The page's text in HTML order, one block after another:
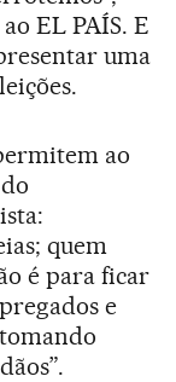
EL PAÍS. E
uma
ao
quem
é para ficar
e